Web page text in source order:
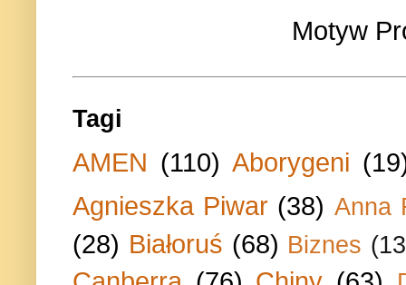
Motyw
Tagi
AMEN (110) Aborygeni
Agnieszka Piwar (38) Anna
(28) Białoruś (68) Biznes